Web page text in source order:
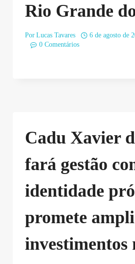
Rio Grande
Por Lucas Tavares
6 de agosto de
0 Comentários
Cadu Xavier
fará gestão
identidade
promete
investimentos